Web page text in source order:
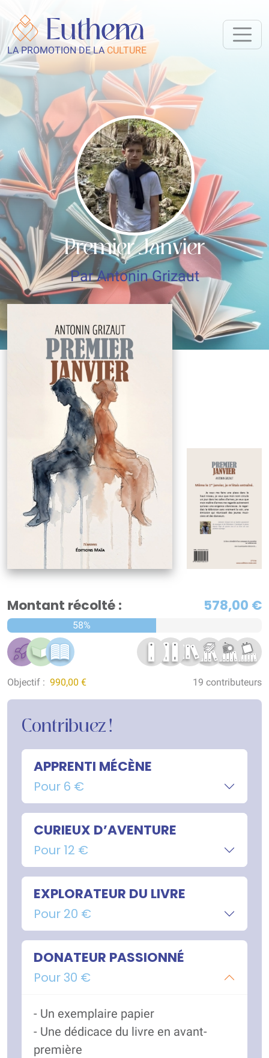
LA PROMOTION DE LACULTURE
Premier Janvier
Par Antonin Grizaut
Montant récolté : 578,00 €
58%
Objectif : 990,00 € 19 contributeurs
Contribuez !
APPRENTI MÉCÈNE
Pour 6 €
CURIEUX D’AVENTURE
Pour 12 €
EXPLORATEUR DU LIVRE
Pour 20 €
DONATEUR PASSIONNÉ
Pour 30 €
- Un exemplaire papier
- Une dédicace du livre en avant-
première